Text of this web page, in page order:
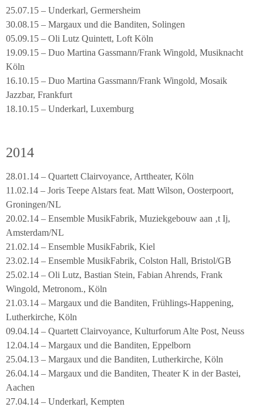
25.07.15 – Underkarl, Germersheim
30.08.15 – Margaux und die Banditen, Solingen
05.09.15 – Oli Lutz Quintett, Loft Köln
19.09.15 – Duo Martina Gassmann/Frank Wingold, Musiknacht
Köln
16.10.15 – Duo Martina Gassmann/Frank Wingold, Mosaik
Jazzbar, Frankfurt
18.10.15 – Underkarl, Luxemburg
2014
28.01.14 – Quartett Clairvoyance, Arttheater, Köln
11.02.14 – Joris Teepe Alstars feat. Matt Wilson, Oosterpoort,
Groningen/NL
20.02.14 – Ensemble MusikFabrik, Muziekgebouw aan ‚t Ij,
Amsterdam/NL
21.02.14 – Ensemble MusikFabrik, Kiel
23.02.14 – Ensemble MusikFabrik, Colston Hall, Bristol/GB
25.02.14 – Oli Lutz, Bastian Stein, Fabian Ahrends, Frank
Wingold, Metronom., Köln
21.03.14 – Margaux und die Banditen, Frühlings-Happening,
Lutherkirche, Köln
09.04.14 – Quartett Clairvoyance, Kulturforum Alte Post, Neuss
12.04.14 – Margaux und die Banditen, Eppelborn
25.04.13 – Margaux und die Banditen, Lutherkirche, Köln
26.04.14 – Margaux und die Banditen, Theater K in der Bastei,
Aachen
27.04.14 – Underkarl, Kempten